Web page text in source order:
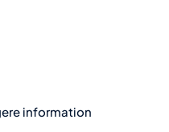
information